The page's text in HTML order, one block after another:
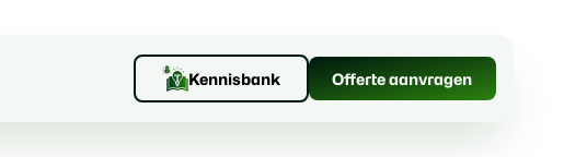
Kennisbank Offerte aanvragen